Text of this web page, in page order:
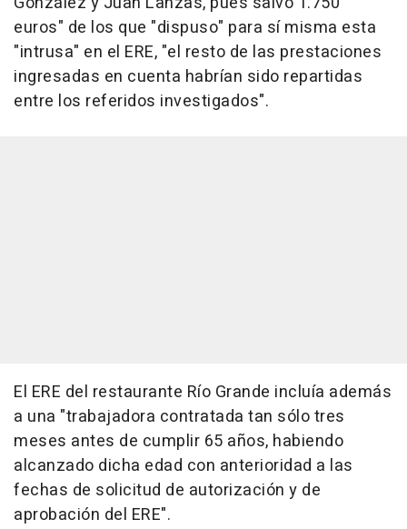
euros" de los que "dispuso" para sí misma esta
"intrusa" en el ERE, "el resto de las prestaciones
ingresadas en cuenta habrían sido repartidas
entre los referidos investigados".
El ERE del restaurante Río Grande incluía además
a una "trabajadora contratada tan sólo tres
meses antes de cumplir 65 años, habiendo
alcanzado dicha edad con anterioridad a las
fechas de solicitud de autorización y de
aprobación del ERE".